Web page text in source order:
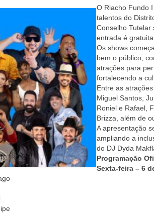
O Riacho Fundo
talentos do
Conselho Tutelar
entrada é gratuita.
Os shows
bem o público,
atrações para
fortalecendo a
Entre as
Miguel Santos,
Roniel e Rafael,
Brizza, além de
A apresentação
ampliando a
do DJ Dyda
Programação
Sexta-feira – 6